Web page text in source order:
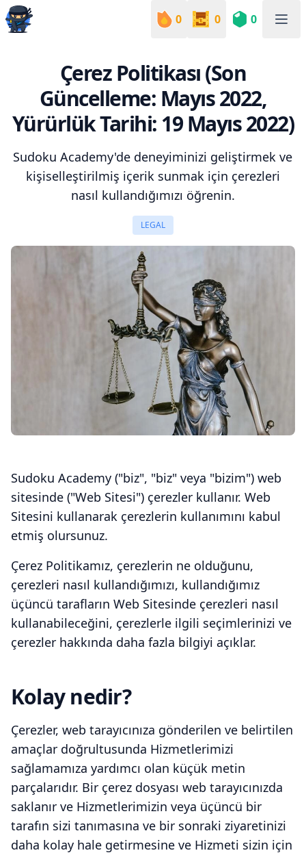
0 0 0
Çerez Politikası (Son
Güncelleme: Mayıs 2022,
Yürürlük Tarihi: 19 Mayıs 2022)
Sudoku Academy'de deneyiminizi geliştirmek ve
kişiselleştirilmiş içerik sunmak için çerezleri
nasıl kullandığımızı öğrenin.
LEGAL
Sudoku Academy ("biz", "biz" veya "bizim") web
sitesinde ("Web Sitesi") çerezler kullanır. Web
Sitesini kullanarak çerezlerin kullanımını kabul
etmiş olursunuz.
Çerez Politikamız, çerezlerin ne olduğunu,
çerezleri nasıl kullandığımızı, kullandığımız
üçüncü tarafların Web Sitesinde çerezleri nasıl
kullanabileceğini, çerezlerle ilgili seçimlerinizi ve
çerezler hakkında daha fazla bilgiyi açıklar.
Kolay nedir?
Çerezler, web tarayıcınıza gönderilen ve belirtilen
amaçlar doğrultusunda Hizmetlerimizi
sağlamamıza yardımcı olan küçük metin
parçalarıdır. Bir çerez dosyası web tarayıcınızda
saklanır ve Hizmetlerimizin veya üçüncü bir
tarafın sizi tanımasına ve bir sonraki ziyaretinizi
daha kolay hale getirmesine ve Hizmeti sizin için